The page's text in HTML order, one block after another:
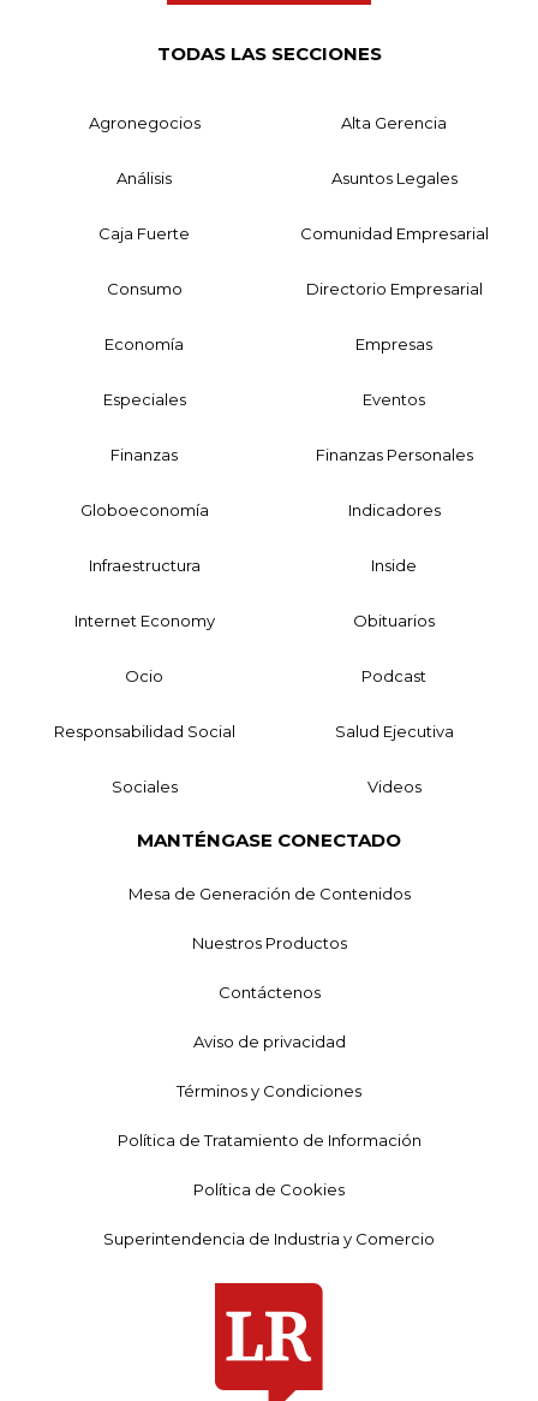
TODAS LAS SECCIONES
Agronegocios Alta Gerencia
Análisis Asuntos Legales
Caja Fuerte Comunidad Empresarial
Consumo Directorio Empresarial
Economía Empresas
Especiales Eventos
Finanzas Finanzas Personales
Globoeconomía Indicadores
Infraestructura Inside
Internet Economy Obituarios
Ocio Podcast
Responsabilidad Social Salud Ejecutiva
Sociales Videos
MANTÉNGASE CONECTADO
Mesa de Generación de Contenidos
Nuestros Productos
Contáctenos
Aviso de privacidad
Términos y Condiciones
Política de Tratamiento de Información
Política de Cookies
Superintendencia de Industria y Comercio